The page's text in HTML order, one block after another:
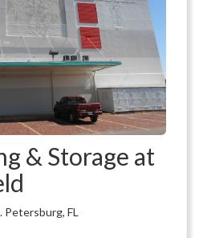
& Storage at
FL